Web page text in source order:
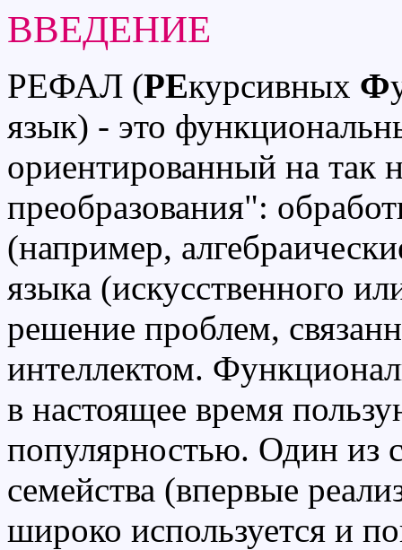
ВВЕДЕНИЕ
РЕФАЛ (РЕкурсивных Ф
язык) - это
ориентированный на так
преобразования":
(например,
языка (искусственного
решение проблем,
интеллектом.
в настоящее время
популярностью. Один из
семейства (впервые
широко используется и